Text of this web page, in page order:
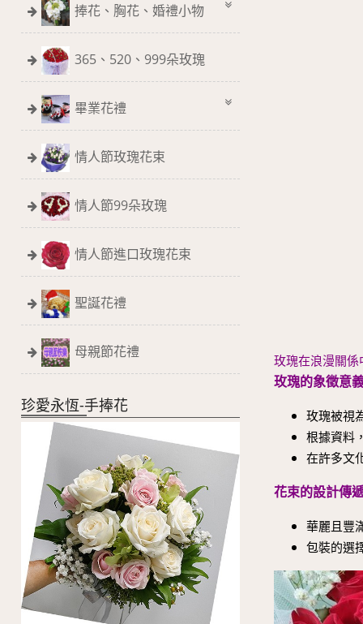
捧花、胸花、婚禮小物
365、520、999朵玫瑰
畢業花禮
情人節玫瑰花束
情人節99朵玫瑰
情人節進口玫瑰花束
聖誕花禮
母親節花禮
珍愛永恆-手捧花
玫瑰在浪漫關
玫瑰的象徵意
玫瑰被視
根據資料
在許多文
花束的設計傳
華麗且豐
包裝的選